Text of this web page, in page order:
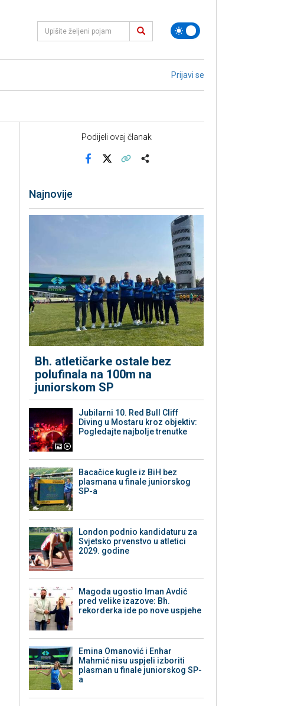
Prijavi se
Podijeli ovaj članak
Najnovije
Bh. atletičarke ostale bez
polufinala na 100m na
juniorskom SP
Jubilarni 10. Red Bull Cliff
Diving u Mostaru kroz objektiv:
Pogledajte najbolje trenutke
Bacačice kugle iz BiH bez
plasmana u finale juniorskog
SP-a
London podnio kandidaturu za
Svjetsko prvenstvo u atletici
2029. godine
Magoda ugostio Iman Avdić
pred velike izazove: Bh.
rekorderka ide po nove uspjehe
Emina Omanović i Enhar
Mahmić nisu uspjeli izboriti
plasman u finale juniorskog SP-
a